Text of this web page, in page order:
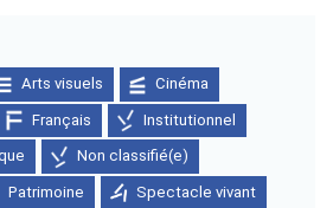
Arts visuels Cinéma
Français Institutionnel
Non classifié(e)
Patrimoine Spectacle vivant